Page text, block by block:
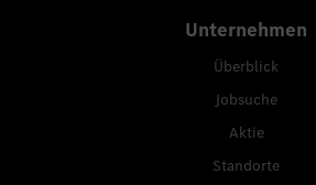
Unternehmen
Überblick
Jobsuche
Aktie
Standorte